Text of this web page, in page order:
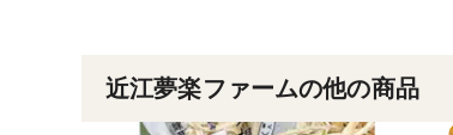
近江夢楽ファームの他の商品